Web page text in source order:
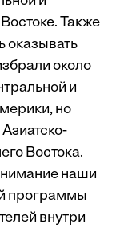
Также
оказывать
около
и
но
Востока.
наши
программы
внутри